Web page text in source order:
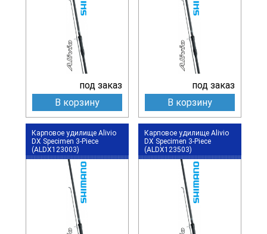
под заказ
В корзину
под заказ
В корзину
Карповое удилище Alivio
DX Specimen 3-Piece
(ALDX123003)
Карповое удилище Alivio
DX Specimen 3-Piece
(ALDX123503)